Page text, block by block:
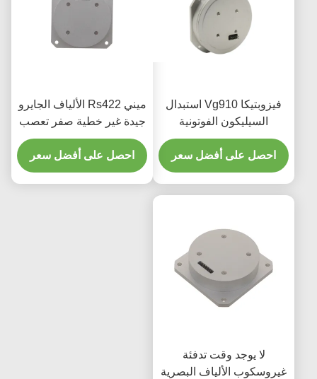
فيزوبتيكا Vg910 استبدال
السيليكون الفوتونية
المتكاملة الألياف البصرية
جهاز استشعار الجيروسكوب
احصل على أفضل سعر
ميني Rs422 الألياف الجايرو
جيدة غير خطية صفر تعصب
الاستقرار
احصل على أفضل سعر
لا يوجد وقت تدفئة
غيروسكوب الألياف البصرية